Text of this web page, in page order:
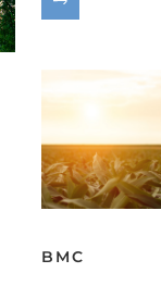
BMC